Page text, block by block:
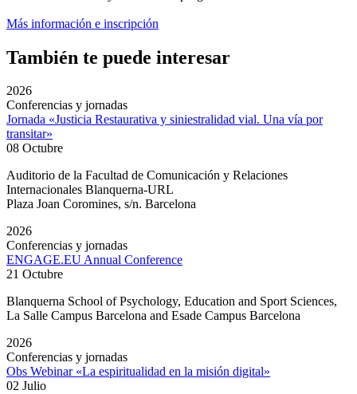
Más información e inscripción
También te puede interesar
2026
Conferencias y jornadas
Jornada «Justicia Restaurativa y siniestralidad vial. Una vía por
transitar»
08 Octubre
Auditorio de la Facultad de Comunicación y Relaciones
Internacionales Blanquerna-URL
Plaza Joan Coromines, s/n. Barcelona
2026
Conferencias y jornadas
ENGAGE.EU Annual Conference
21 Octubre
Blanquerna School of Psychology, Education and Sport Sciences,
La Salle Campus Barcelona and Esade Campus Barcelona
2026
Conferencias y jornadas
Obs Webinar «La espiritualidad en la misión digital»
02 Julio